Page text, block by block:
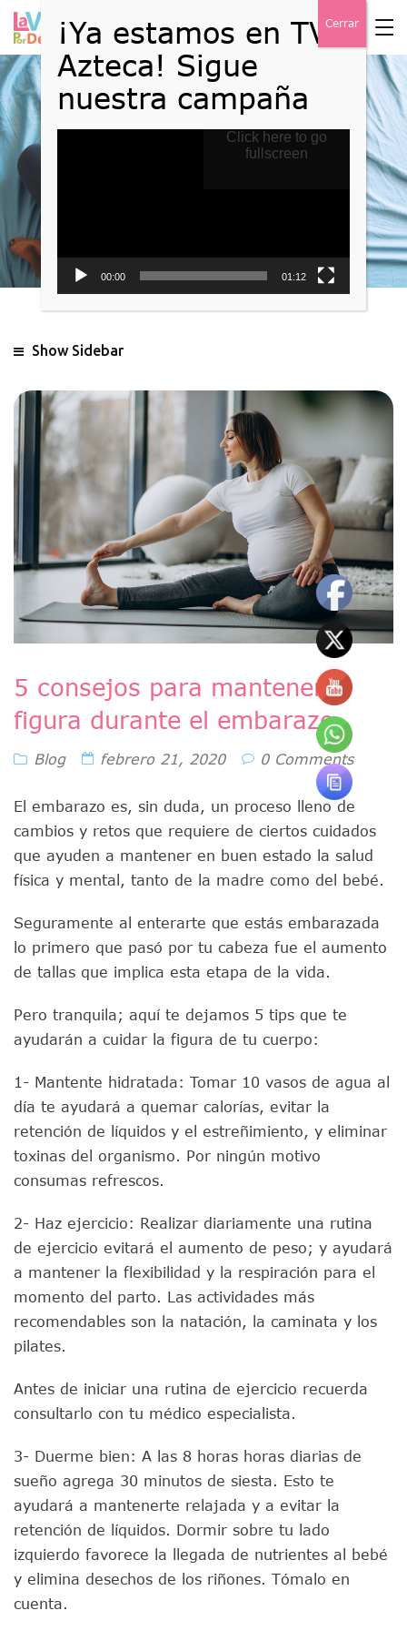
Show Sidebar
5 consejos para mantener la
figura durante el embarazo
Blog febrero 21, 2020 0 Comments
El embarazo es, sin duda, un proceso lleno de
cambios y retos que requiere de ciertos cuidados
que ayuden a mantener en buen estado la salud
física y mental, tanto de la madre como del bebé.
Seguramente al enterarte que estás embarazada
lo primero que pasó por tu cabeza fue el aumento
de tallas que implica esta etapa de la vida.
Pero tranquila; aquí te dejamos 5 tips que te
ayudarán a cuidar la figura de tu cuerpo:
1- Mantente hidratada: Tomar 10 vasos de agua al
día te ayudará a quemar calorías, evitar la
retención de líquidos y el estreñimiento, y eliminar
toxinas del organismo. Por ningún motivo
consumas refrescos.
2- Haz ejercicio: Realizar diariamente una rutina
de ejercicio evitará el aumento de peso; y ayudará
a mantener la flexibilidad y la respiración para el
momento del parto. Las actividades más
recomendables son la natación, la caminata y los
pilates.
Antes de iniciar una rutina de ejercicio recuerda
consultarlo con tu médico especialista.
3- Duerme bien: A las 8 horas horas diarias de
sueño agrega 30 minutos de siesta. Esto te
ayudará a mantenerte relajada y a evitar la
retención de líquidos. Dormir sobre tu lado
izquierdo favorece la llegada de nutrientes al bebé
y elimina desechos de los riñones. Tómalo en
cuenta.
00:00 01:12
Click here to go
fullscreen